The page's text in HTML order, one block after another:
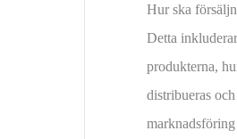
Hur ska
Detta
produkterna,
distribueras